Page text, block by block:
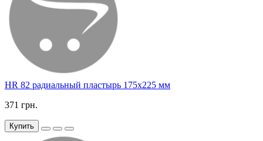
HR 82 радиальный пластырь 175х225 мм
371 грн.
Купить